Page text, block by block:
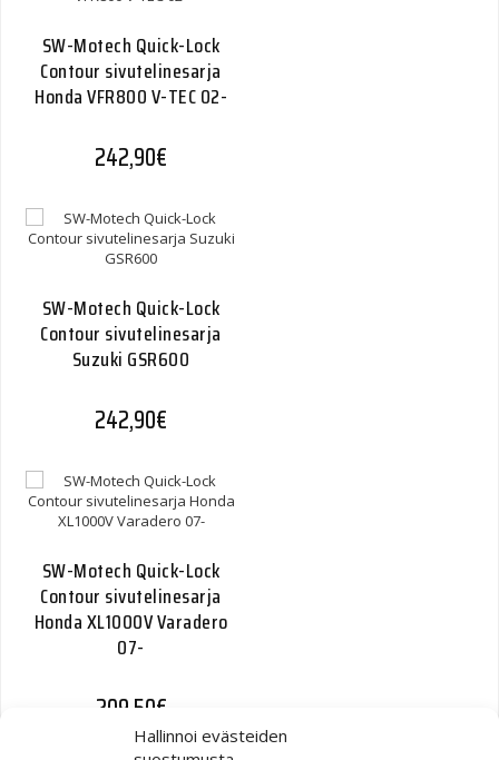
Hallinnoi evästeiden
SW-Motech Quick-Lock
Contour sivutelinesarja
Honda VFR800 V-TEC 02-
242,90€
SW-Motech Quick-Lock
Contour sivutelinesarja
Suzuki GSR600
242,90€
SW-Motech Quick-Lock
Contour sivutelinesarja
Honda XL1000V Varadero
07-
209,50€